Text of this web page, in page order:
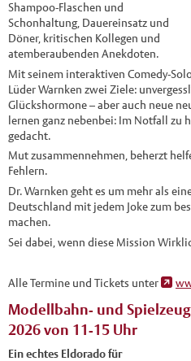
Shampoo-Flaschen und
Schonhaltung, Dauereinsatz und
Döner, kritischen Kollegen und
atemberaubenden Anekdoten.
Mit seinem interaktiven Comedy-
Lüder Warnken zwei Ziele:
Glückshormone – aber auch neue
lernen ganz nebenbei: Im Notfall zu
gedacht.
Mut zusammennehmen, beherzt
Fehlern.
Dr. Warnken geht es um mehr als
Deutschland mit jedem Joke zum
machen.
Sei dabei, wenn diese Mission
Alle Termine und Tickets unter
Modellbahn- und
2026 von 11-15 Uhr
Ein echtes Eldorado für